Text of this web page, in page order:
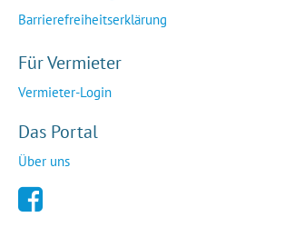
Barrierefreiheitserklärung
Für Vermieter
Vermieter-Login
Das Portal
Über uns